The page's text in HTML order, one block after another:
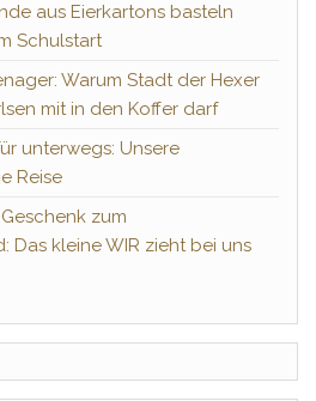
aus Eierkartons basteln
Schulstart
Warum Stadt der Hexer
mit in den Koffer darf
unterwegs: Unsere
Reise
zum
Das kleine WIR zieht bei uns